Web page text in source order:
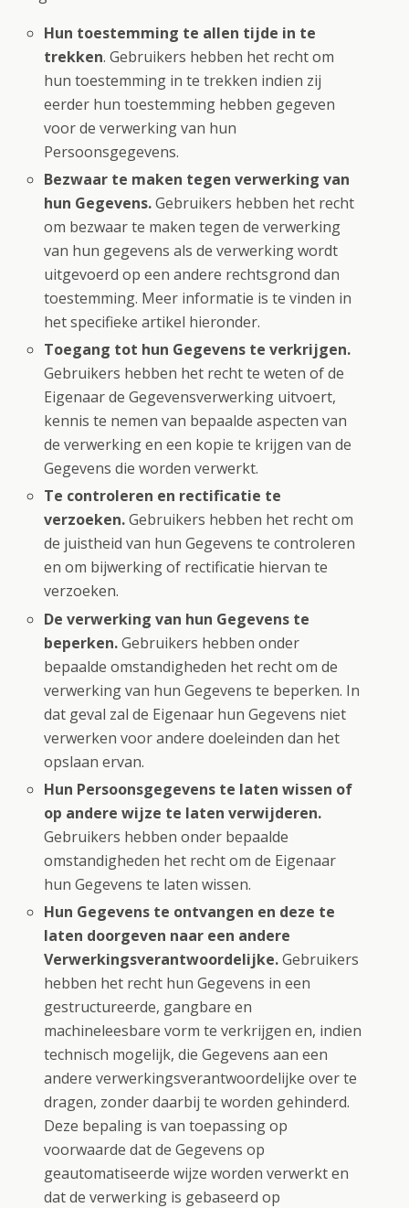
Hun toestemming te allen tijde in te
trekken. Gebruikers hebben het recht om
hun toestemming in te trekken indien zij
eerder hun toestemming hebben gegeven
voor de verwerking van hun
Persoonsgegevens.
Bezwaar te maken tegen verwerking van
hun Gegevens.Gebruikers hebben het recht
om bezwaar te maken tegen de verwerking
van hun gegevens als de verwerking wordt
uitgevoerd op een andere rechtsgrond dan
toestemming. Meer informatie is te vinden in
het specifieke artikel hieronder.
Toegang tot hun Gegevens te verkrijgen.
Gebruikers hebben het recht te weten of de
Eigenaar de Gegevensverwerking uitvoert,
kennis te nemen van bepaalde aspecten van
de verwerking en een kopie te krijgen van de
Gegevens die worden verwerkt.
Te controleren en rectificatie te
verzoeken.Gebruikers hebben het recht om
de juistheid van hun Gegevens te controleren
en om bijwerking of rectificatie hiervan te
verzoeken.
De verwerking van hun Gegevens te
beperken.Gebruikers hebben onder
bepaalde omstandigheden het recht om de
verwerking van hun Gegevens te beperken. In
dat geval zal de Eigenaar hun Gegevens niet
verwerken voor andere doeleinden dan het
opslaan ervan.
Hun Persoonsgegevens te laten wissen of
op andere wijze te laten verwijderen.
Gebruikers hebben onder bepaalde
omstandigheden het recht om de Eigenaar
hun Gegevens te laten wissen.
Hun Gegevens te ontvangen en deze te
laten doorgeven naar een andere
Verwerkingsverantwoordelijke.Gebruikers
hebben het recht hun Gegevens in een
gestructureerde, gangbare en
machineleesbare vorm te verkrijgen en, indien
technisch mogelijk, die Gegevens aan een
andere verwerkingsverantwoordelijke over te
dragen, zonder daarbij te worden gehinderd.
Deze bepaling is van toepassing op
voorwaarde dat de Gegevens op
geautomatiseerde wijze worden verwerkt en
dat de verwerking is gebaseerd op